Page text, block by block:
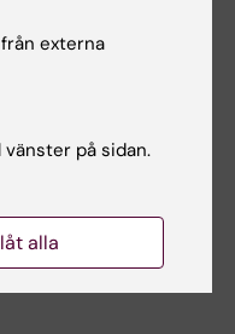
externa
på sidan.
alla